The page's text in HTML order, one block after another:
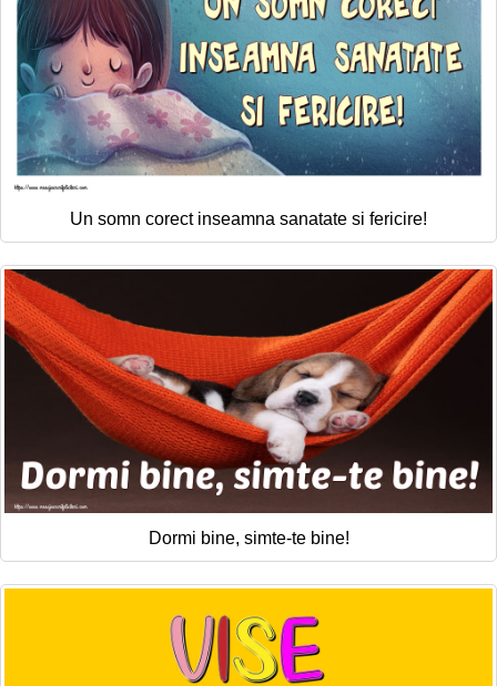
Un somn corect inseamna sanatate si fericire!
Dormi bine, simte-te bine!